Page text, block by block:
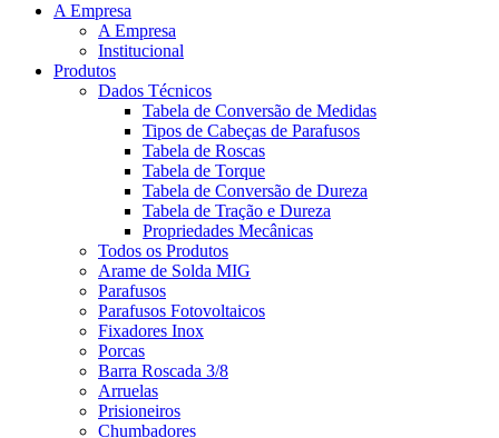
A Empresa
A Empresa
Institucional
Produtos
Dados Técnicos
Tabela de Conversão de Medidas
Tipos de Cabeças de Parafusos
Tabela de Roscas
Tabela de Torque
Tabela de Conversão de Dureza
Tabela de Tração e Dureza
Propriedades Mecânicas
Todos os Produtos
Arame de Solda MIG
Parafusos
Parafusos Fotovoltaicos
Fixadores Inox
Porcas
Barra Roscada 3/8
Arruelas
Prisioneiros
Chumbadores